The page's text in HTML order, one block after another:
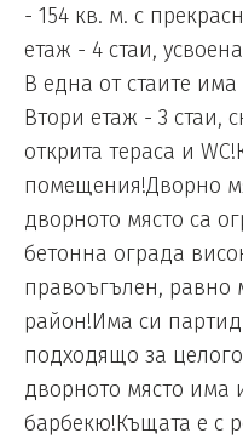
- 154 кв. м. с
етаж - 4 стаи,
В една от стаите
Втори етаж - 3 стаи,
открита тераса и
помещения!Дворно
дворното място са
бетонна ограда
правоъгълен, равно
район!Има си
подходящо за
дворното място има
барбекю!Къщата е с